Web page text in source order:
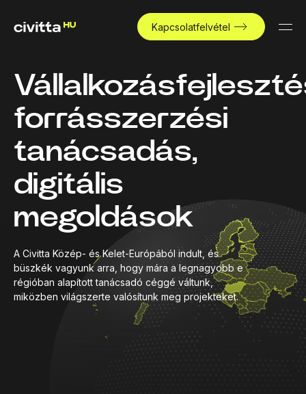
Kapcsolatfelvétel
forrásszerzési
tanácsadás,
digitális
megoldások
A Civitta Közép- és Kelet-Európából indult, és
büszkék vagyunk arra, hogy mára a legnagyobb e
régióban alapított tanácsadó céggé váltunk,
miközben világszerte valósítunk meg projekteket.